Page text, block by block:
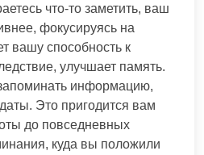
что-то заметить, ваш
фокусируясь на
вашу способность к
улучшает память.
информацию,
Это пригодится вам
до повседневных
куда вы положили